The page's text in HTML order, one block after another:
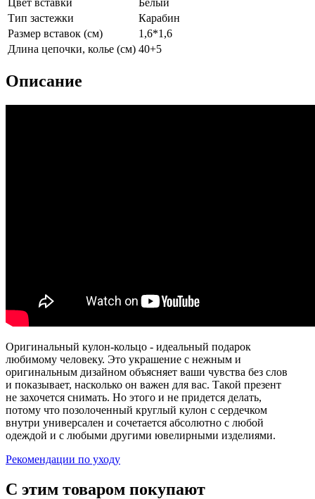
Тип застежки
Карабин
Размер вставок (см)
1,6*1,6
Длина цепочки, колье (см) 40+5
Описание
Оригинальный кулон-кольцо - идеальный подарок
любимому человеку. Это украшение с нежным и
оригинальным дизайном объясняет ваши чувства без слов
и показывает, насколько он важен для вас. Такой презент
не захочется снимать. Но этого и не придется делать,
потому что позолоченный круглый кулон с сердечком
внутри универсален и сочетается абсолютно с любой
одеждой и с любыми другими ювелирными изделиями.
Рекомендации по уходу
С этим товаром покупают